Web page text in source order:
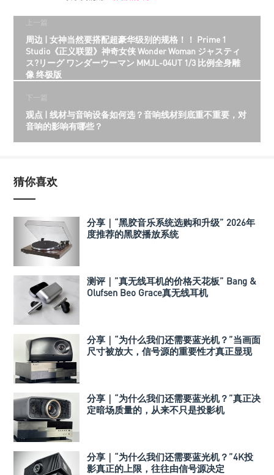
上一篇
周边 | 女神当然要搭配超豪华级别的规格！！ Prime 1
Studio《正义联盟》神奇女侠 Wonder Woman ジャスティ
ス?リーグ ワンダーウーマン MMJL-04UT 1/3 比例全身雕
像 终极版
下一篇
观点 | 线材与音响设备如何选？音响线材到底重不重要，对
音响的影响有哪些？
猜你喜欢
分享｜“黑胶音乐系统选购和升级” 2026年
度推荐的黑胶播放系统
测评｜”真无线耳机的价格天花板” Bang &
Olufsen Beo Grace真无线耳机
分享｜“为什么我们还需要蓝光机？”当画面
尺寸被放大，信号源的重要性才真正显现
分享｜“为什么我们还需要蓝光机？”真正决
定暗场质量的，从来不只是投影机
分享｜“为什么我们还需要蓝光机？”4K投
影真正的上限，往往由信号源决定